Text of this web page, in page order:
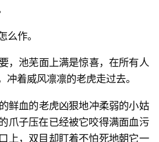
么作。
，池芜面上满是惊喜，在所有人
冲着威风凛凛的老虎走过去。
鲜血的老虎凶狠地冲柔弱的小姑
爪子压在已经被它咬得满面血污
上，双目却盯着不怕死地朝它一